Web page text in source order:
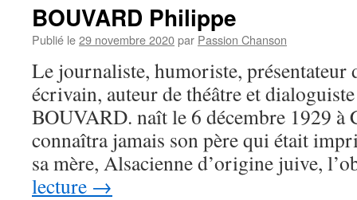
BOUVARD Philippe
Publié le29 novembre 2020par Passion Chanson
Le journaliste, humoriste, présentateur
écrivain, auteur de théâtre et
BOUVARD. naît le 6 décembre 1929 à
connaîtra jamais son père qui était
sa mère, Alsacienne d’origine juive,
lecture →